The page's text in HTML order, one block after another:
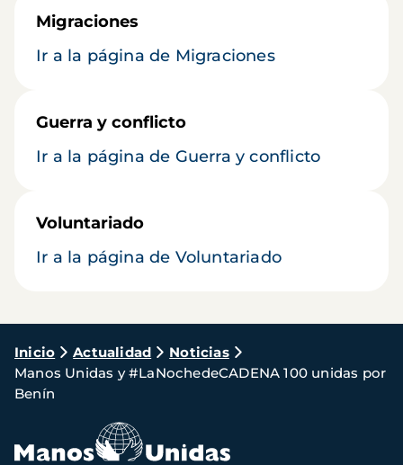
Migraciones
Ir a la página de Migraciones
Guerra y conflicto
Ir a la página de Guerra y conflicto
Voluntariado
Ir a la página de Voluntariado
Ruta
de
navegación
Inicio Actualidad
Noticias
Manos Unidas y #LaNochedeCADENA 100 unidas por
Benín